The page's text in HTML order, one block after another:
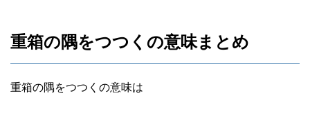
重箱の隅をつつくの意味まとめ
重箱の隅をつつくの意味は